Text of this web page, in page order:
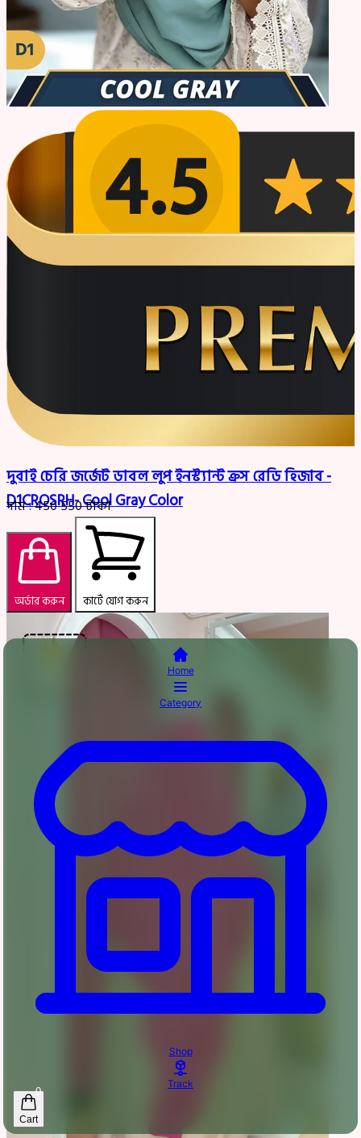
দুবাই চেরি জর্জেট ডাবল লুপ ইনস্ট্যান্ট ক্রস রেডি হিজাব -
D1CROSRH- Cool Gray Color
দাম :450550টাকা
অর্ডার করুন কার্টে যোগ করুন
Home
Category
Shop
Track
0
Cart